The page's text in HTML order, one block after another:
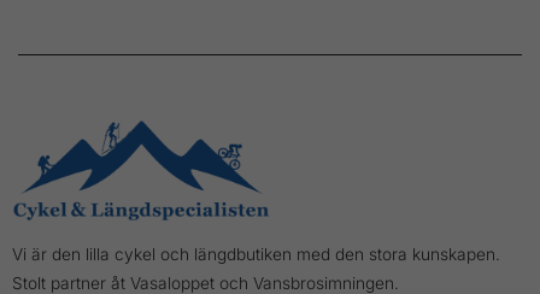
Vi är den lilla cykel och längdbutiken med den stora kunskapen.
Stolt partner åt Vasaloppet och Vansbrosimningen.